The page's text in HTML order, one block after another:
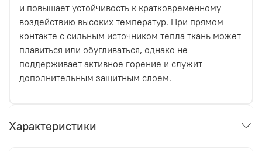
и повышает устойчивость к кратковременному
воздействию высоких температур. При прямом
контакте с сильным источником тепла ткань может
плавиться или обугливаться, однако не
поддерживает активное горение и служит
дополнительным защитным слоем.
Характеристики